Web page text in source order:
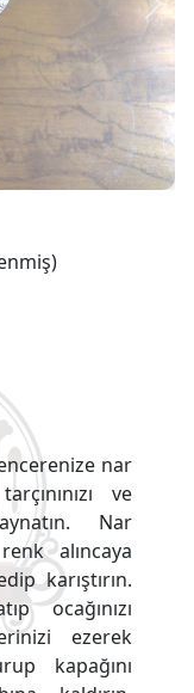
nar
ve
Nar
alıncaya
karıştırın.
ocağınızı
ezerek
kapağını